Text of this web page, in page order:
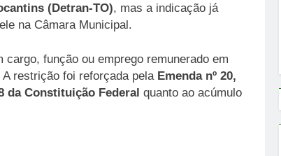
(Detran-TO), mas a indicação já
na Câmara Municipal.
cargo, função ou emprego remunerado em
restrição foi reforçada pela Emenda nº 20,
da Constituição Federal quanto ao acúmulo